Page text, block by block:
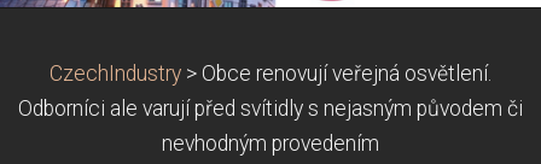
CzechIndustry > Obce renovují veřejná osvětlení.
Odborníci ale varují před svítidly s nejasným původem či
nevhodným provedením